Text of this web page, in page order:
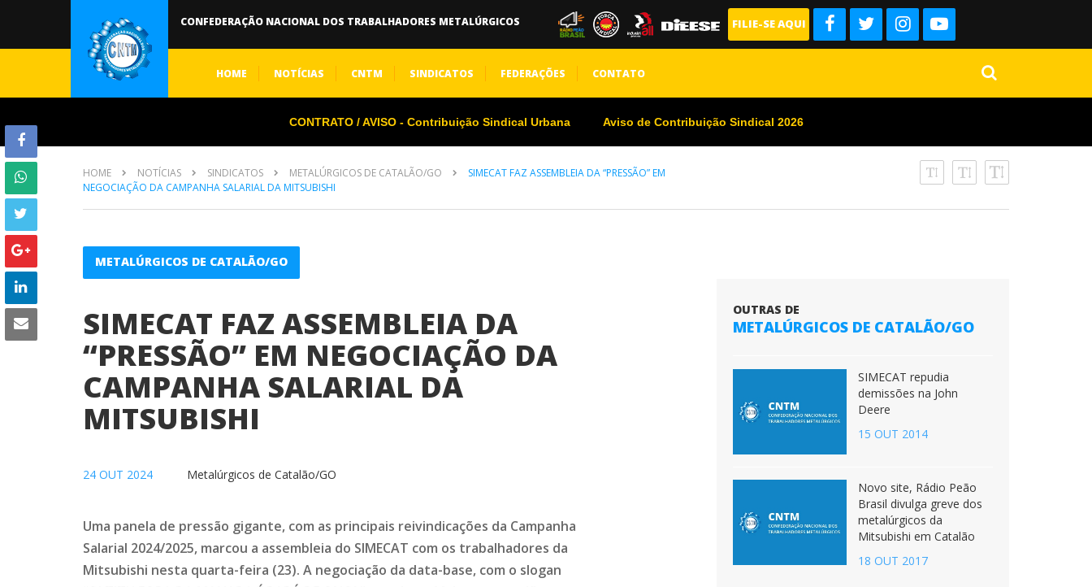
CONFEDERAÇÃO NACIONAL DOS TRABALHADORES METALÚRGICOS FILIE-SE AQUI
HOME NOTÍCIAS CNTM SINDICATOS FEDERAÇÕES CONTATO
CONTRATO / AVISO - Contribuição Sindical Urbana Aviso de Contribuição Sindical 2026
HOME NOTÍCIAS SINDICATOS METALÚRGICOS DE CATALÃO/GO
SIMECAT FAZ ASSEMBLEIA DA “PRESSÃO” EM
NEGOCIAÇÃO DA CAMPANHA SALARIAL DA MITSUBISHI
METALÚRGICOS DE CATALÃO/GO
SIMECAT FAZ ASSEMBLEIA DA
“PRESSÃO” EM NEGOCIAÇÃO DA
CAMPANHA SALARIAL DA
MITSUBISHI
24 OUT 2024 Metalúrgicos de Catalão/GO
Uma panela de pressão gigante, com as principais reivindicações da Campanha
Salarial 2024/2025, marcou a assembleia do SIMECAT com os trabalhadores da
Mitsubishi nesta quarta-feira (23). A negociação da data-base, com o slogan
OUTRAS DE
METALÚRGICOS DE CATALÃO/GO
SIMECAT repudia
demissões na John
Deere
15 OUT 2014
Novo site, Rádio Peão
Brasil divulga greve dos
metalúrgicos da
Mitsubishi em Catalão
18 OUT 2017